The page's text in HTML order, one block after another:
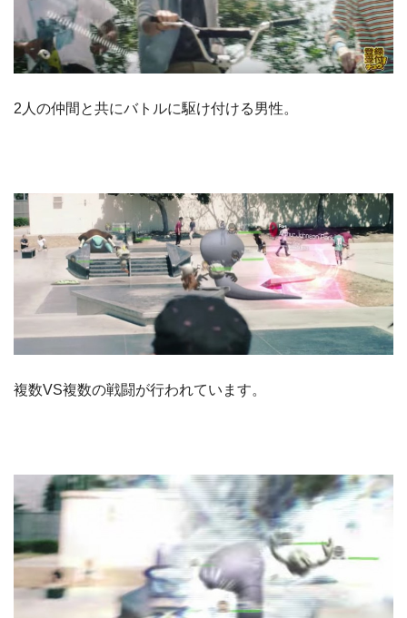
2人の仲間と共にバトルに駆け付ける男性。
複数VS複数の戦闘が行われています。